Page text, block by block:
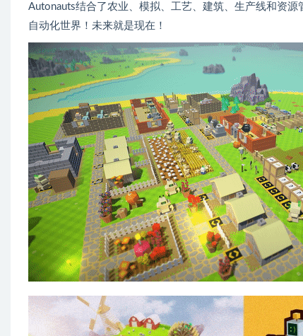
Autonauts结合了农业、模拟、工艺、建筑、生产线和资
自动化世界！未来就是现在！